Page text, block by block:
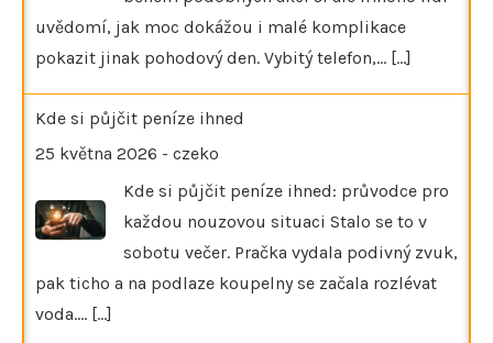
uvědomí, jak moc dokážou i malé komplikace
pokazit jinak pohodový den. Vybitý telefon,… [...]
Kde si půjčit peníze ihned
25 května 2026 - czeko
Kde si půjčit peníze ihned: průvodce pro
každou nouzovou situaci Stalo se to v
sobotu večer. Pračka vydala podivný zvuk,
pak ticho a na podlaze koupelny se začala rozlévat
voda.… [...]